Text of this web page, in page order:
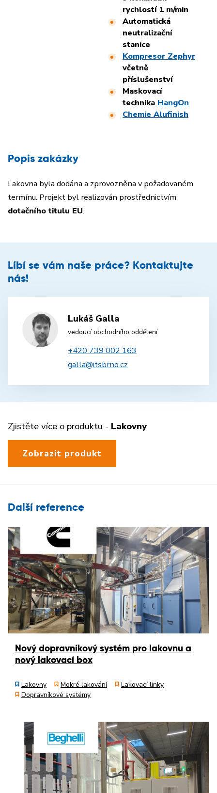
rychlostí 1 m/min
Automatická
neutralizační
stanice
Kompresor Zephyr
včetně
příslušenství
Maskovací
technika HangOn
Chemie Alufinish
Popis zakázky
Lakovna byla dodána a zprovozněna v požadovaném
termínu. Projekt byl realizován prostřednictvím
dotačního titulu EU.
Líbí se vám naše práce? Kontaktujte
nás!
Lukáš Galla
vedoucí obchodního oddělení
+420 739 002 163
galla@itsbrno.cz
Zjistěte více o produktu - Lakovny
Zobrazit produkt
Další reference
Nový dopravníkový systém pro lakovnu a
nový lakovací box
Lakovny Mokré lakování
Lakovací linky
Dopravníkové systémy